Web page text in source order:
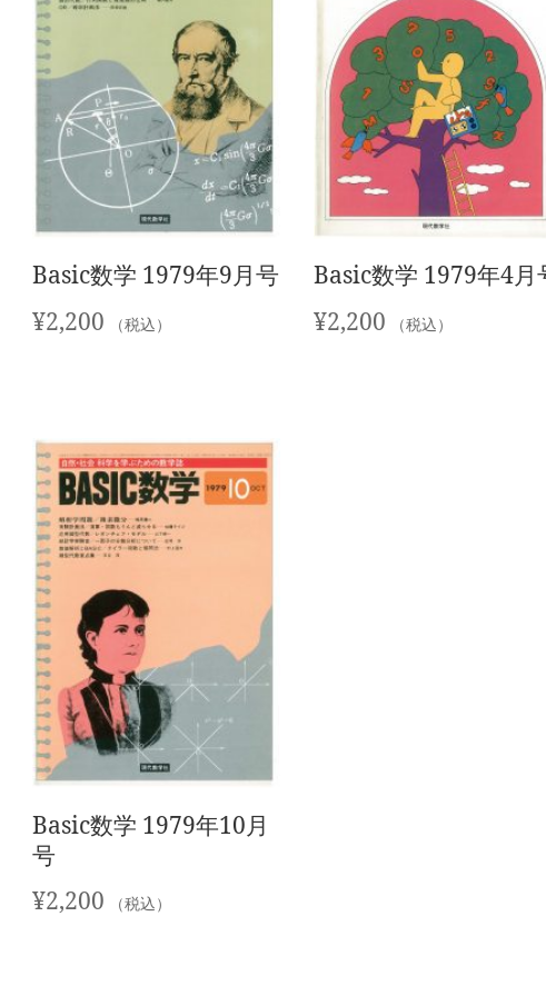
Basic数学 1979年9月号
¥2,200 （税込）
Basic数学 1979年4月
¥2,200 （税込）
Basic数学 1979年10月
号
¥2,200 （税込）